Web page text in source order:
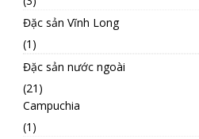
Đặc sản Vĩnh Long
(1)
Đặc sản nước ngoài
(21)
Campuchia
(1)